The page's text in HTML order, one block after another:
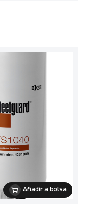
Añadir a bolsa